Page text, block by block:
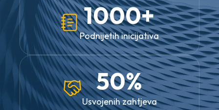
1000+
Podnijetih inicijativa
50%
Usvojenih zahtjeva